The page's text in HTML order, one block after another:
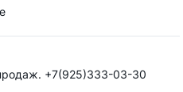
+7(925)333-03-30